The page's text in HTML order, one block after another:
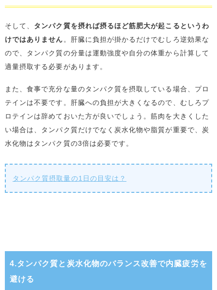
そして、 タンパク質を摂れば摂るほど筋肥大が起こるというわ
けではありません 。肝臓に負担が掛かるだけでむしろ逆効果な
ので、タンパク質の分量は運動強度や自分の体重から計算して
適量摂取する必要があります。
また、食事で充分な量のタンパク質を摂取している場合、プロ
テインは不要です。肝臓への負担が大きくなるので、むしろプ
ロテインは辞めておいた方が良いでしょう。筋肉を大きくした
い場合は、タンパク質だけでなく炭水化物や脂質が重要で、炭
水化物はタンパク質の3倍は必要です。
タンパク質摂取量の1日の目安は？
4.タンパク質と炭水化物のバランス改善で内臓疲労を
避ける